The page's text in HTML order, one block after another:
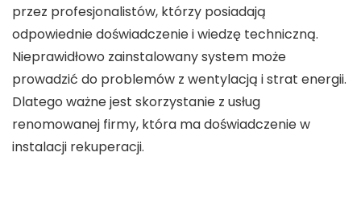
przez profesjonalistów, którzy posiadają
odpowiednie doświadczenie i wiedzę techniczną.
Nieprawidłowo zainstalowany system może
prowadzić do problemów z wentylacją i strat energii.
Dlatego ważne jest skorzystanie z usług
renomowanej firmy, która ma doświadczenie w
instalacji rekuperacji.